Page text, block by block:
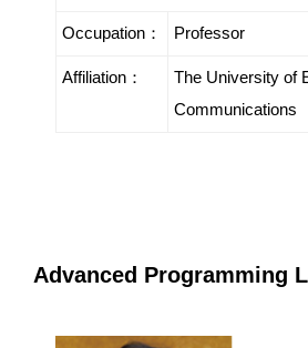
Occupation： Professor
Affiliation：
The University of
Communications
Advanced Programming